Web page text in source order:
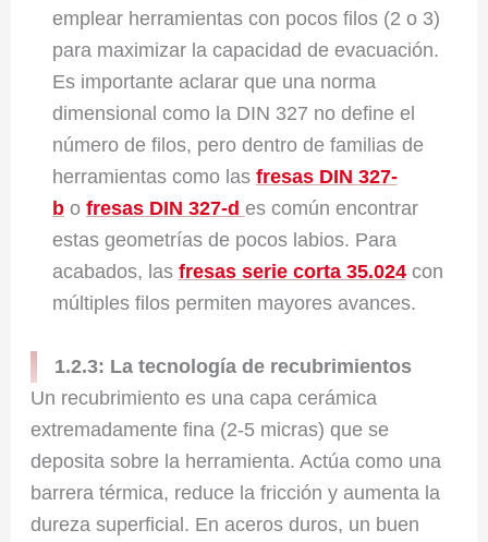
emplear herramientas con pocos filos (2 o 3)
para maximizar la capacidad de evacuación.
Es importante aclarar que una norma
dimensional como la DIN 327 no define el
número de filos, pero dentro de familias de
herramientas como las fresas DIN 327-
bo fresas DIN 327-d es común encontrar
estas geometrías de pocos labios. Para
acabados, las fresas serie corta 35.024con
múltiples filos permiten mayores avances.
1.2.3: La tecnología de recubrimientos
Un recubrimiento es una capa cerámica
extremadamente fina (2-5 micras) que se
deposita sobre la herramienta. Actúa como una
barrera térmica, reduce la fricción y aumenta la
dureza superficial. En aceros duros, un buen